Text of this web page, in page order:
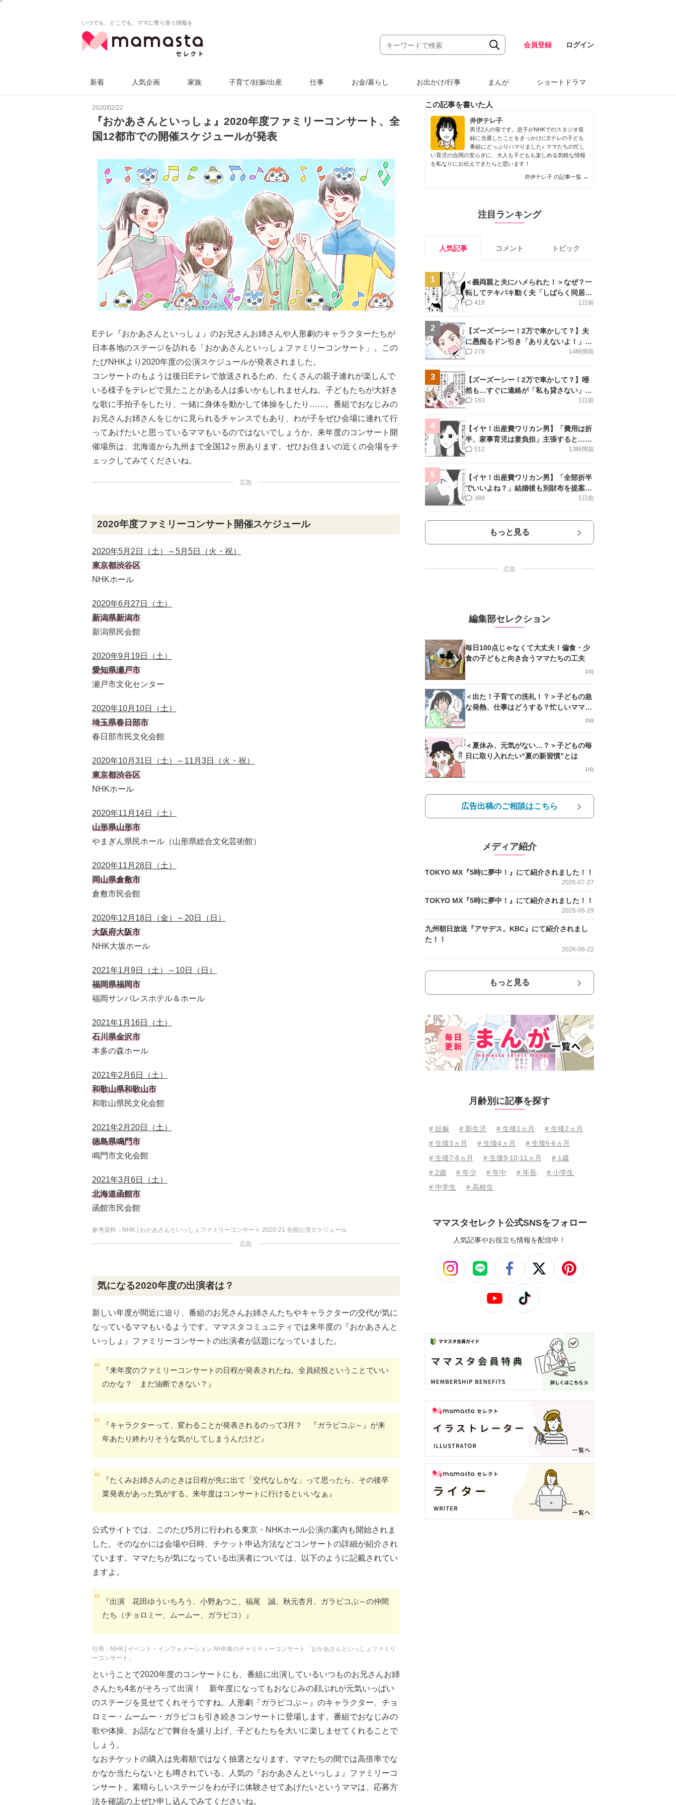
`
いつでも、どこでも、ママに寄り添う情報を
会員登録 ログイン
新着 人気企画 家族 子育て/妊娠/出産 仕事 お金/暮らし お出かけ/行事 まんが ショートドラマ
2020/02/22
『おかあさんといっしょ』2020年度ファミリーコンサート、全
国12都市での開催スケジュールが発表
Eテレ『おかあさんといっしょ』のお兄さんお姉さんや人形劇のキャラクターたちが
日本各地のステージを訪れる「おかあさんといっしょファミリーコンサート」。この
たびNHKより2020年度の公演スケジュールが発表されました。
コンサートのもようは後日Eテレで放送されるため、たくさんの親子連れが楽しんで
いる様子をテレビで見たことがある人は多いかもしれませんね。子どもたちが大好き
な歌に手拍子をしたり、一緒に身体を動かして体操をしたり……。番組でおなじみの
お兄さんお姉さんをじかに見られるチャンスでもあり、わが子をぜひ会場に連れて行
ってあげたいと思っているママもいるのではないでしょうか。来年度のコンサート開
催場所は、北海道から九州まで全国12ヶ所あります。ぜひお住まいの近くの会場をチ
ェックしてみてくださいね。
広告
2020年度ファミリーコンサート開催スケジュール
2020年5月2日（土）～5月5日（火・祝）
東京都渋谷区
NHKホール
2020年6月27日（土）
新潟県新潟市
新潟県民会館
2020年9月19日（土）
愛知県瀬戸市
瀬戸市文化センター
2020年10月10日（土）
埼玉県春日部市
春日部市民文化会館
2020年10月31日（土）～11月3日（火・祝）
東京都渋谷区
NHKホール
2020年11月14日（土）
山形県山形市
やまぎん県民ホール（山形県総合文化芸術館）
2020年11月28日（土）
岡山県倉敷市
倉敷市民会館
2020年12月18日（金）～20日（日）
大阪府大阪市
NHK大坂ホール
2021年1月9日（土）～10日（日）
福岡県福岡市
福岡サンパレスホテル＆ホール
2021年1月16日（土）
石川県金沢市
本多の森ホール
2021年2月6日（土）
和歌山県和歌山市
和歌山県民文化会館
2021年2月20日（土）
徳島県鳴門市
鳴門市文化会館
2021年3月6日（土）
北海道函館市
函館市民会館
参考資料：NHK | おかあさんといっしょファミリーコンサート 2020-21 全国公演スケジュール
広告
気になる2020年度の出演者は？
新しい年度が間近に迫り、番組のお兄さんお姉さんたちやキャラクターの交代が気に
なっているママもいるようです。ママスタコミュニティでは来年度の『おかあさんと
いっしょ』ファミリーコンサートの出演者が話題になっていました。
『来年度のファミリーコンサートの日程が発表されたね。全員続投ということでいい
のかな？ まだ油断できない？』
『キャラクターって、変わることが発表されるのって3月？ 『ガラピコぷ～』が来
年あたり終わりそうな気がしてしまうんだけど』
『たくみお姉さんのときは日程が先に出て「交代なしかな」って思ったら、その後卒
業発表があった気がする。来年度はコンサートに行けるといいなぁ』
公式サイトでは、このたび5月に行われる東京・NHKホール公演の案内も開始されま
した。そのなかには会場や日時、チケット申込方法などコンサートの詳細が紹介され
ています。ママたちが気になっている出演者については、以下のように記載されてい
ますよ。
『出演 花田ゆういちろう、小野あつこ、福尾 誠、秋元杏月、ガラピコぷ～の仲間
たち（チョロミー、ムームー、ガラピコ）』
引用：NHK | イベント・インフォメーション NHK春のチャリティーコンサート「おかあさんといっしょファミリ
ーコンサート」
ということで2020年度のコンサートにも、番組に出演しているいつものお兄さんお姉
さんたち4名がそろって出演！ 新年度になってもおなじみの顔ぶれが元気いっぱい
のステージを見せてくれそうですね。人形劇『ガラピコぷ～』のキャラクター、チョ
ロミー・ムームー・ガラピコも引き続きコンサートに登場します。番組でおなじみの
歌や体操、お話などで舞台を盛り上げ、子どもたちを大いに楽しませてくれることで
しょう。
なおチケットの購入は先着順ではなく抽選となります。ママたちの間では高倍率でな
かなか当たらないとも噂されている、人気の『おかあさんといっしょ』ファミリーコ
ンサート。素晴らしいステージをわが子に体験させてあげたいというママは、応募方
法を確認の上ぜひ申し込んでみてくださいね。
この記事を書いた人
井伊テレ子
男児2人の母です。息子がNHKでのスタジオ収
録に当選したことをきっかけにEテレの子ども
番組にどっぷりハマりました♪ ママたちの忙し
い育児の合間の安らぎに、大人も子どもも楽しめる気軽な情報
を私なりにお伝えできたらと思います！
井伊テレ子 の記事一覧 →
注目ランキング
人気記事 コメント トピック
1
＜義両親と夫にハメられた！＞なぜ？一
転してテキパキ動く夫「しばらく同居」
提案され【第4話まんが】
1日前
419
2
【ズーズーシー！2万で車かして？】夫
に愚痴るドン引き「ありえないよ！」＜
第16話＞#4コマ母道場
14時間前
278
3
【ズーズーシー！2万で車かして？】唖
然も…すぐに連絡が「私も貸さない」＜
第15話＞#4コマ母道場
1日前
163
4
【イヤ！出産費ワリカン男】「費用は折
半、家事育児は妻負担」主張すると…＜
第11話＞#4コマ母道場
13時間前
512
5
【イヤ！出産費ワリカン男】「全部折半
でいいよね？」結婚後も別財布を提案＜
第10話＞#4コマ母道場
1日前
388
もっと見る
広告
編集部セレクション
毎日100点じゃなくて大丈夫！偏食・少
食の子どもと向き合うママたちの工夫
PR
＜出た！子育ての洗礼！？＞子どもの急
な発熱、仕事はどうする？忙しいママを
PR
＜夏休み、元気がない…？＞子どもの毎
日に取り入れたい“夏の新習慣”とは
PR
広告出稿のご相談はこちら
メディア紹介
TOKYO MX『5時に夢中！』にて紹介されました！！
2026-07-27
TOKYO MX『5時に夢中！』にて紹介されました！！
2026-06-29
九州朝日放送『アサデス。KBC』にて紹介されまし
た！！
2026-06-22
もっと見る
月齢別に記事を探す
# 妊娠 # 新生児 # 生後1ヵ月
# 生後2ヵ月
# 生後3ヵ月
# 生後4ヵ月
# 生後5⋅6ヵ月
# 生後7⋅8ヵ月
# 生後9⋅10⋅11ヵ月
# 1歳
# 2歳
# 年少 # 年中 # 年長
# 小学生
# 中学生
# 高校生
ママスタセレクト公式SNSをフォロー
人気記事やお役立ち情報を配信中！